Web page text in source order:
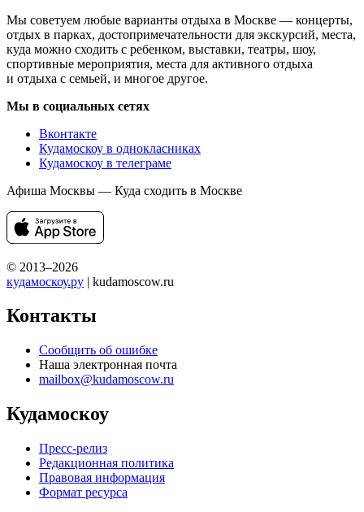
Мы советуем любые варианты отдыха в Москве — концерты,
отдых в парках, достопримечательности для экскурсий, места,
куда можно сходить с ребенком, выставки, театры, шоу,
спортивные мероприятия, места для активного отдыха
и отдыха с семьей, и многое другое.
Мы в социальных сетях
Вконтакте
Кудамоскоу в однокласниках
Кудамоскоу в телеграме
Афиша Москвы — Куда сходить в Москве
© 2013–2026
кудамоскоу.ру | kudamoscow.ru
Контакты
Сообщить об ошибке
Наша электронная почта
mailbox@kudamoscow.ru
Кудамоскоу
Пресс-релиз
Редакционная политика
Правовая информация
Формат ресурса